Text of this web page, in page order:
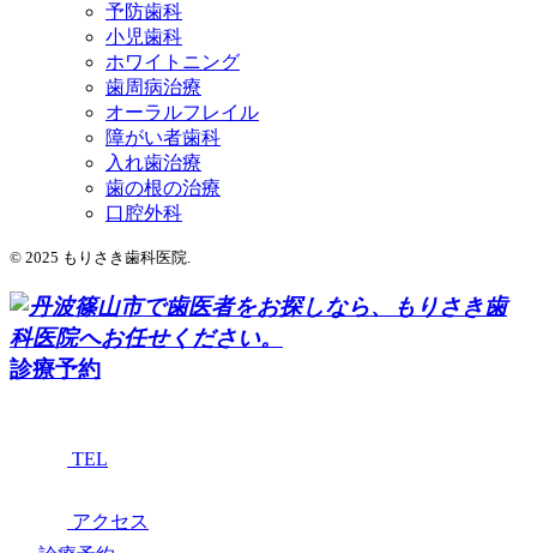
予防歯科
小児歯科
ホワイトニング
歯周病治療
オーラルフレイル
障がい者歯科
入れ歯治療
歯の根の治療
口腔外科
© 2025 もりさき歯科医院.
診療予約
TEL
アクセス